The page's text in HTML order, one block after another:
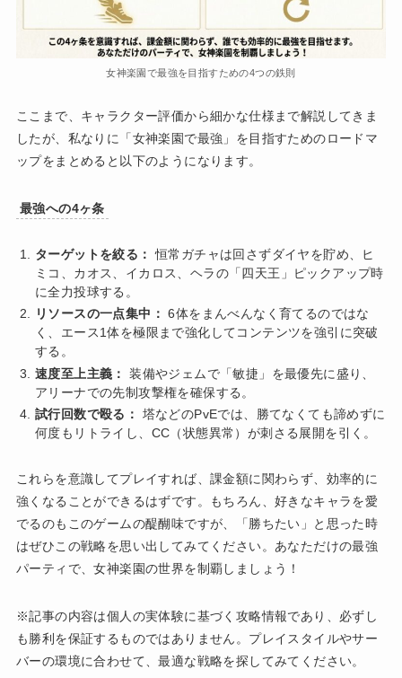
女神楽園で最強を目指すための4つの鉄則
ここまで、キャラクター評価から細かな仕様まで解説してきま
したが、私なりに「女神楽園で最強」を目指すためのロードマ
ップをまとめると以下のようになります。
最強への4ヶ条
ターゲットを絞る： 恒常ガチャは回さずダイヤを貯め、ヒ
ミコ、カオス、イカロス、ヘラの「四天王」ピックアップ時
に全力投球する。
リソースの一点集中： 6体をまんべんなく育てるのではな
く、エース1体を極限まで強化してコンテンツを強引に突破
する。
速度至上主義：
装備やジェムで「敏捷」を最優先に盛り、
アリーナでの先制攻撃権を確保する。
試行回数で殴る：
塔などのPvEでは、勝てなくても諦めずに
何度もリトライし、CC（状態異常）が刺さる展開を引く。
これらを意識してプレイすれば、課金額に関わらず、効率的に
強くなることができるはずです。もちろん、好きなキャラを愛
でるのもこのゲームの醍醐味ですが、「勝ちたい」と思った時
はぜひこの戦略を思い出してみてください。あなただけの最強
パーティで、女神楽園の世界を制覇しましょう！
※記事の内容は個人の実体験に基づく攻略情報であり、必ずし
も勝利を保証するものではありません。プレイスタイルやサー
バーの環境に合わせて、最適な戦略を探してみてください。